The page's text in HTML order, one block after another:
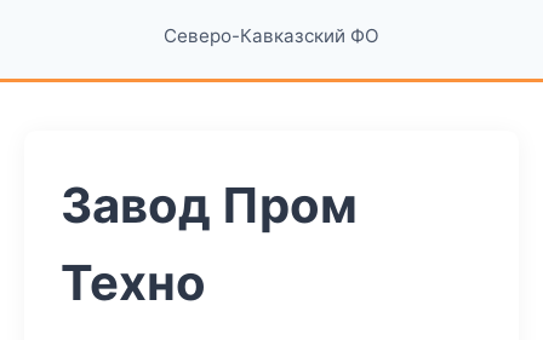
Северо-Кавказский ФО
Завод Пром
Техно